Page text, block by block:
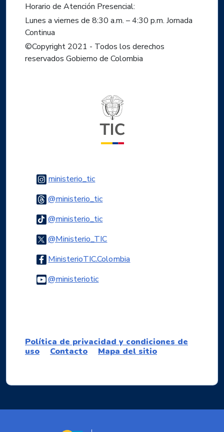
Horario de Atención Presencial:
Lunes a viernes de 8:30 a.m. – 4:30 p.m. Jornada
Continua
©Copyright 2021 - Todos los derechos
reservados Gobierno de Colombia
ministerio_ticLogo Instagram
@ministerio_ticLogo Threads
@ministerio_ticLogo Tiktok
@Ministerio_TICLogo Twitter
MinisterioTIC.ColombiaLogo Facebook
@ministerioticLogo Youtube
Política de privacidad y condiciones de
uso
Contacto Mapa del sitio